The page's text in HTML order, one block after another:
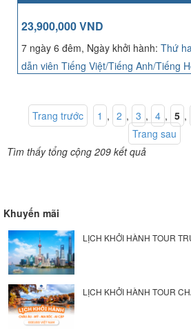
23,900,000 VND
7 ngày 6 đêm, Ngày khởi hành: Thứ
dẫn viên Tiếng Việt/Tiếng Anh/Tiếng
Trang trước 1 , 2 , 3 , 4 , 5 ,
Trang sau
Tìm thấy tổng cộng 209 kết quả
Khuyến mãi
LỊCH KHỞI HÀNH TOUR
LỊCH KHỞI HÀNH TOUR